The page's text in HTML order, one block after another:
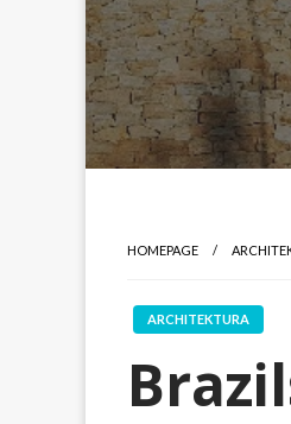
HOMEPAGE
ARCHITEKTURA